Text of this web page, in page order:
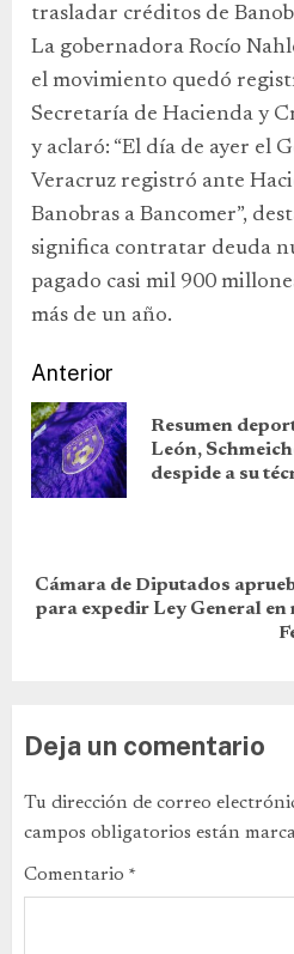
trasladar créditos de
La gobernadora Rocío
el movimiento quedó
Secretaría de Hacienda y
y aclaró: “El día de ayer el
Veracruz registró ante
Banobras a Bancomer”,
significa contratar deuda
pagado casi mil 900
más de un año.
Anterior
Resumen
León,
despide a su
Cámara de Diputados
para expedir Ley General en
Deja un comentario
Tu dirección de correo
campos obligatorios están
Comentario *